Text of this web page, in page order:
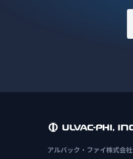
アルバック・ファイ株式会社